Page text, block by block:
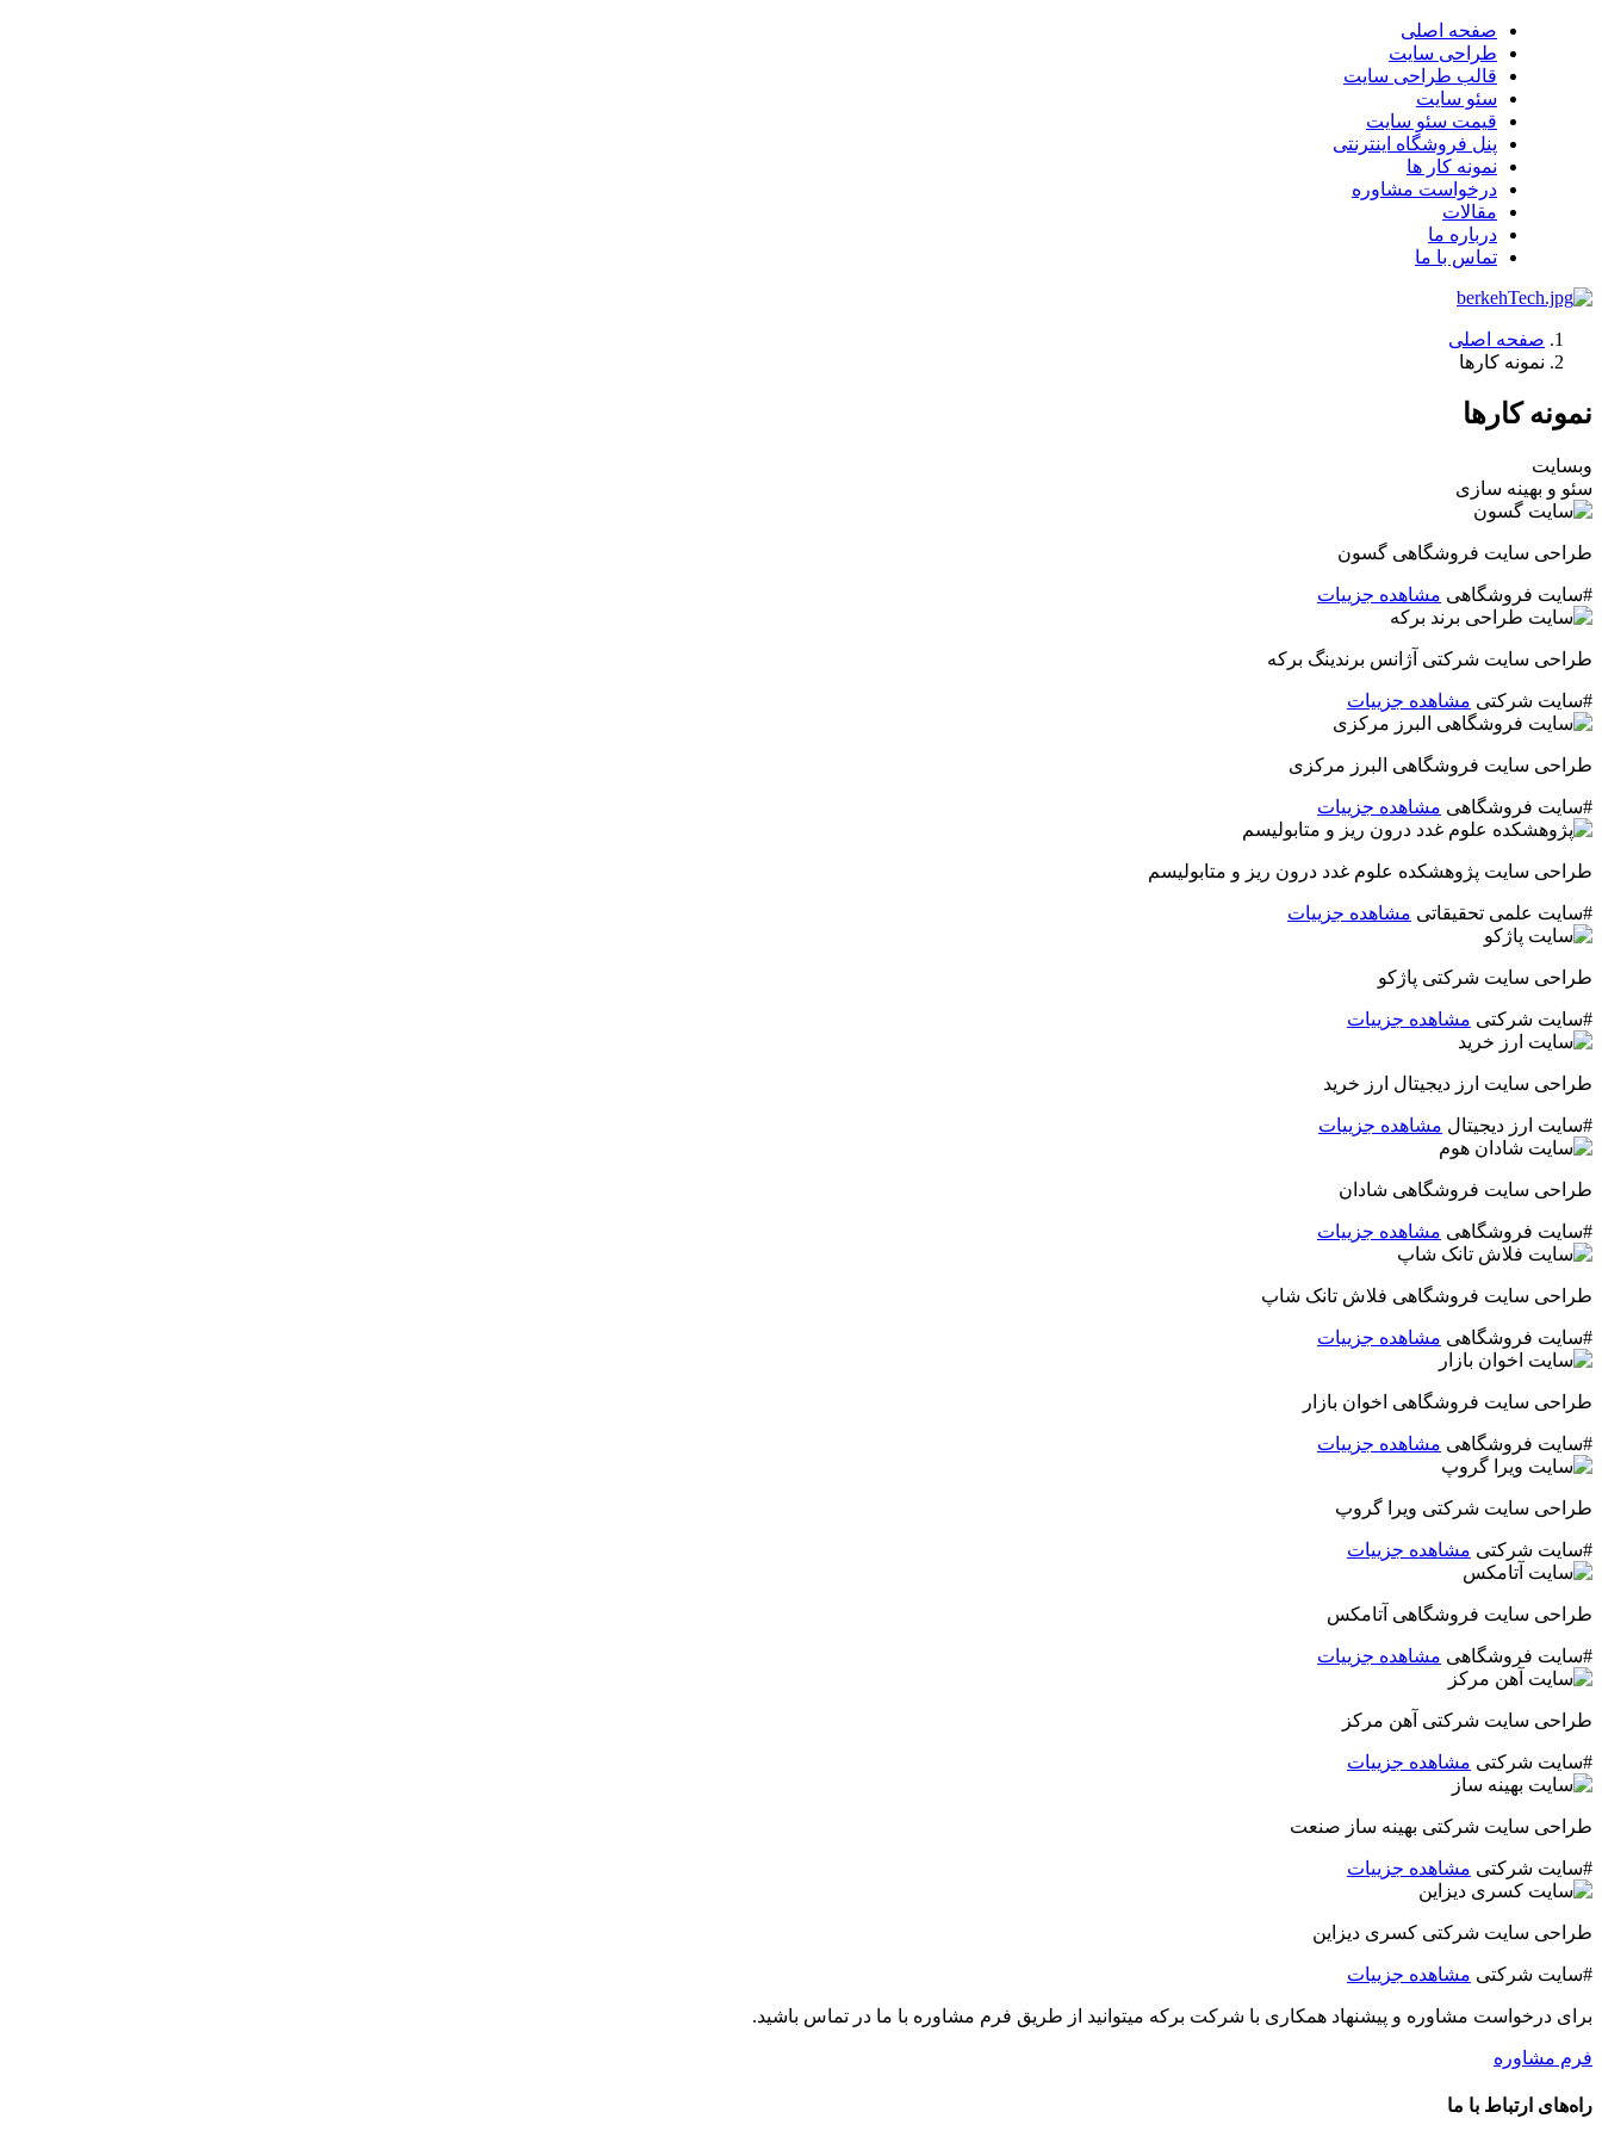
صفحه اصلی
طراحی سایت
قالب طراحی سایت
سئو سایت
قیمت سئو سایت
پنل فروشگاه اینترنتی
نمونه کار ها
درخواست مشاوره
مقالات
درباره ما
تماس با ما
صفحه اصلی
نمونه کارها
نمونه کارها
وبسایت
سئو و بهینه سازی
طراحی سایت فروشگاهی گسون
#سایت فروشگاهی مشاهده جزییات
طراحی سایت شرکتی آژانس برندینگ برکه
#سایت شرکتی مشاهده جزییات
طراحی سایت فروشگاهی البرز مرکزی
#سایت فروشگاهی مشاهده جزییات
طراحی سایت پژوهشکده علوم غدد درون ریز و متابولیسم
#سایت علمی تحقیقاتی مشاهده جزییات
طراحی سایت شرکتی پاژکو
#سایت شرکتی مشاهده جزییات
طراحی سایت ارز دیجیتال ارز خرید
#سایت ارز دیجیتال مشاهده جزییات
طراحی سایت فروشگاهی شادان
#سایت فروشگاهی مشاهده جزییات
طراحی سایت فروشگاهی فلاش تانک شاپ
#سایت فروشگاهی مشاهده جزییات
طراحی سایت فروشگاهی اخوان بازار
#سایت فروشگاهی مشاهده جزییات
طراحی سایت شرکتی ویرا گروپ
#سایت شرکتی مشاهده جزییات
طراحی سایت فروشگاهی آتامکس
#سایت فروشگاهی مشاهده جزییات
طراحی سایت شرکتی آهن مرکز
#سایت شرکتی مشاهده جزییات
طراحی سایت شرکتی بهینه ساز صنعت
#سایت شرکتی مشاهده جزییات
طراحی سایت شرکتی کسری دیزاین
#سایت شرکتی مشاهده جزییات
برای درخواست مشاوره و پیشنهاد همکاری با شرکت برکه میتوانید از طریق فرم مشاوره با ما در تماس باشید.
فرم مشاوره
راه‌های ارتباط با ما